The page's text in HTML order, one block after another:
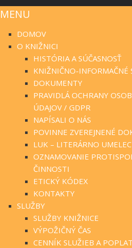
MENU
DOMOV
O KNIŽNICI
HISTÓRIA A SÚČASNOSŤ
KNIŽNIČNO-INFORMAČNÉ
DOKUMENTY
PRAVIDLÁ OCHRANY
ÚDAJOV / GDPR
NAPÍSALI O NÁS
POVINNE ZVEREJNENÉ
LUK – LITERÁRNO
OZNAMOVANIE
ČINNOSTI
ETICKÝ KÓDEX
KONTAKTY
SLUŽBY
SLUŽBY KNIŽNICE
VÝPOŽIČNÝ ČAS
CENNÍK SLUŽIEB A